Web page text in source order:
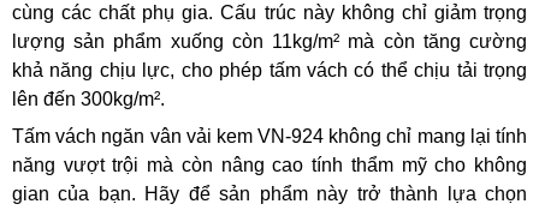
cùng các chất phụ gia. Cấu trúc này không chỉ giảm trọng
lượng sản phẩm xuống còn 11kg/m² mà còn tăng cường
khả năng chịu lực, cho phép tấm vách có thể chịu tải trọng
lên đến 300kg/m².
Tấm vách ngăn vân vải kem VN-924 không chỉ mang lại tính
năng vượt trội mà còn nâng cao tính thẩm mỹ cho không
gian của bạn. Hãy để sản phẩm này trở thành lựa chọn